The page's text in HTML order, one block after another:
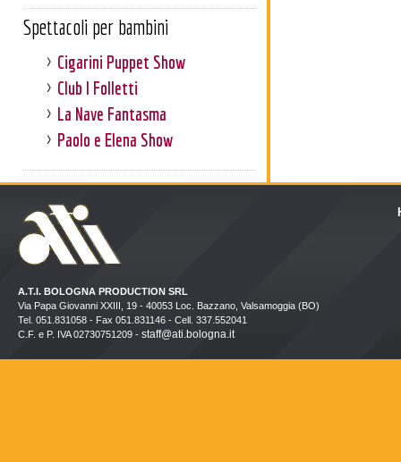
Spettacoli per bambini
Cigarini Puppet Show
Club I Folletti
La Nave Fantasma
Paolo e Elena Show
A.T.I. BOLOGNA PRODUCTION SRL
Via Papa Giovanni XXIII, 19 - 40053 Loc. Bazzano, Valsamoggia (BO)
Tel. 051.831058 - Fax 051.831146 - Cell. 337.552041
C.F. e P. IVA 02730751209 - staff@ati.bologna.it